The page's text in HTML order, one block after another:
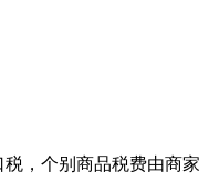
，个别商品税费由商家